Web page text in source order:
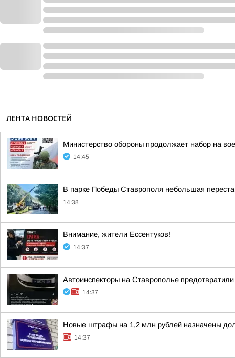
ЛЕНТА НОВОСТЕЙ
Министерство обороны продолжает набор на
14:45
В парке Победы Ставрополя небольшая
14:38
Внимание, жители Ессентуков!
14:37
Автоинспекторы на Ставрополье предотвратили
14:37
Новые штрафы на 1,2 млн рублей назначены
14:37